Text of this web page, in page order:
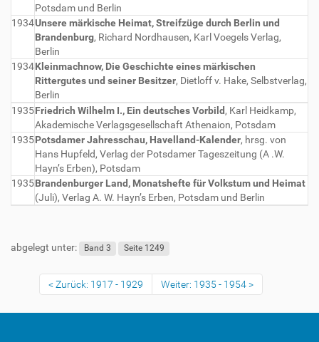
Potsdam und Berlin
1934Unsere märkische Heimat, Streifzüge durch Berlin und
Brandenburg, Richard Nordhausen, Karl Voegels Verlag,
Berlin
1934Kleinmachnow, Die Geschichte eines märkischen
Rittergutes und seiner Besitzer, Dietloff v. Hake, Selbstverlag,
Berlin
1935Friedrich Wilhelm I., Ein deutsches Vorbild , Karl Heidkamp,
Akademische Verlagsgesellschaft Athenaion, Potsdam
1935Potsdamer Jahresschau, Havelland-Kalender, hrsg. von
Hans Hupfeld, Verlag der Potsdamer Tageszeitung (A .W.
Hayn’s Erben), Potsdam
1935Brandenburger Land, Monatshefte für Volkstum und Heimat
(Juli), Verlag A. W. Hayn’s Erben, Potsdam und Berlin
abgelegt unter: Band 3 Seite 1249
Zurück: 1917 - 1929 Weiter: 1935 - 1954